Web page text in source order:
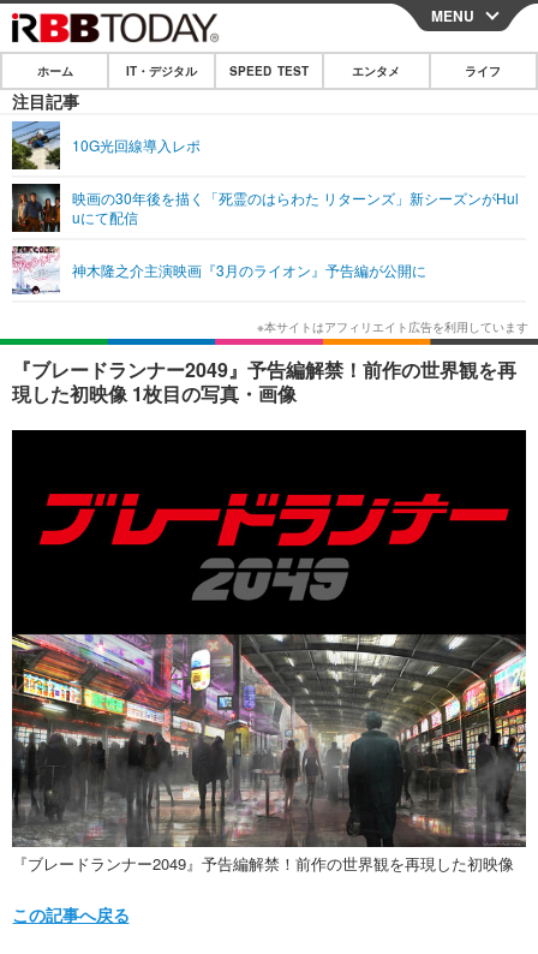
CLOSE
ホーム
IT・デジタル
ネタ
ショッピング その他
SPEED TEST
エンタメ
エンタメTOP 映画・ドラマ
韓国・芸能
音楽 スポーツ
ライフ
ライフTOP グルメ
ペット ショッピング
その他
リリース一覧
プッシュ通知の停止方法
MENU
ホーム IT・デジタル SPEED TEST エンタメ ライフ
注目記事
10G光回線導入レポ
映画の30年後を描く「死霊のはらわた リターンズ」新シーズンがHul
uにて配信
神木隆之介主演映画『3月のライオン』予告編が公開に
『ブレードランナー2049』予告編解禁！前作の世界観を再
現した初映像 1枚目の写真・画像
『ブレードランナー2049』予告編解禁！前作の世界観を再現した初映像
この記事へ戻る